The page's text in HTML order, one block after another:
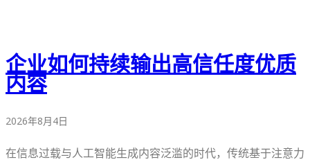
企业如何持续输出高信任度优质
内容
2026年8月4日
在信息过载与人工智能生成内容泛滥的时代，传统基于注意力